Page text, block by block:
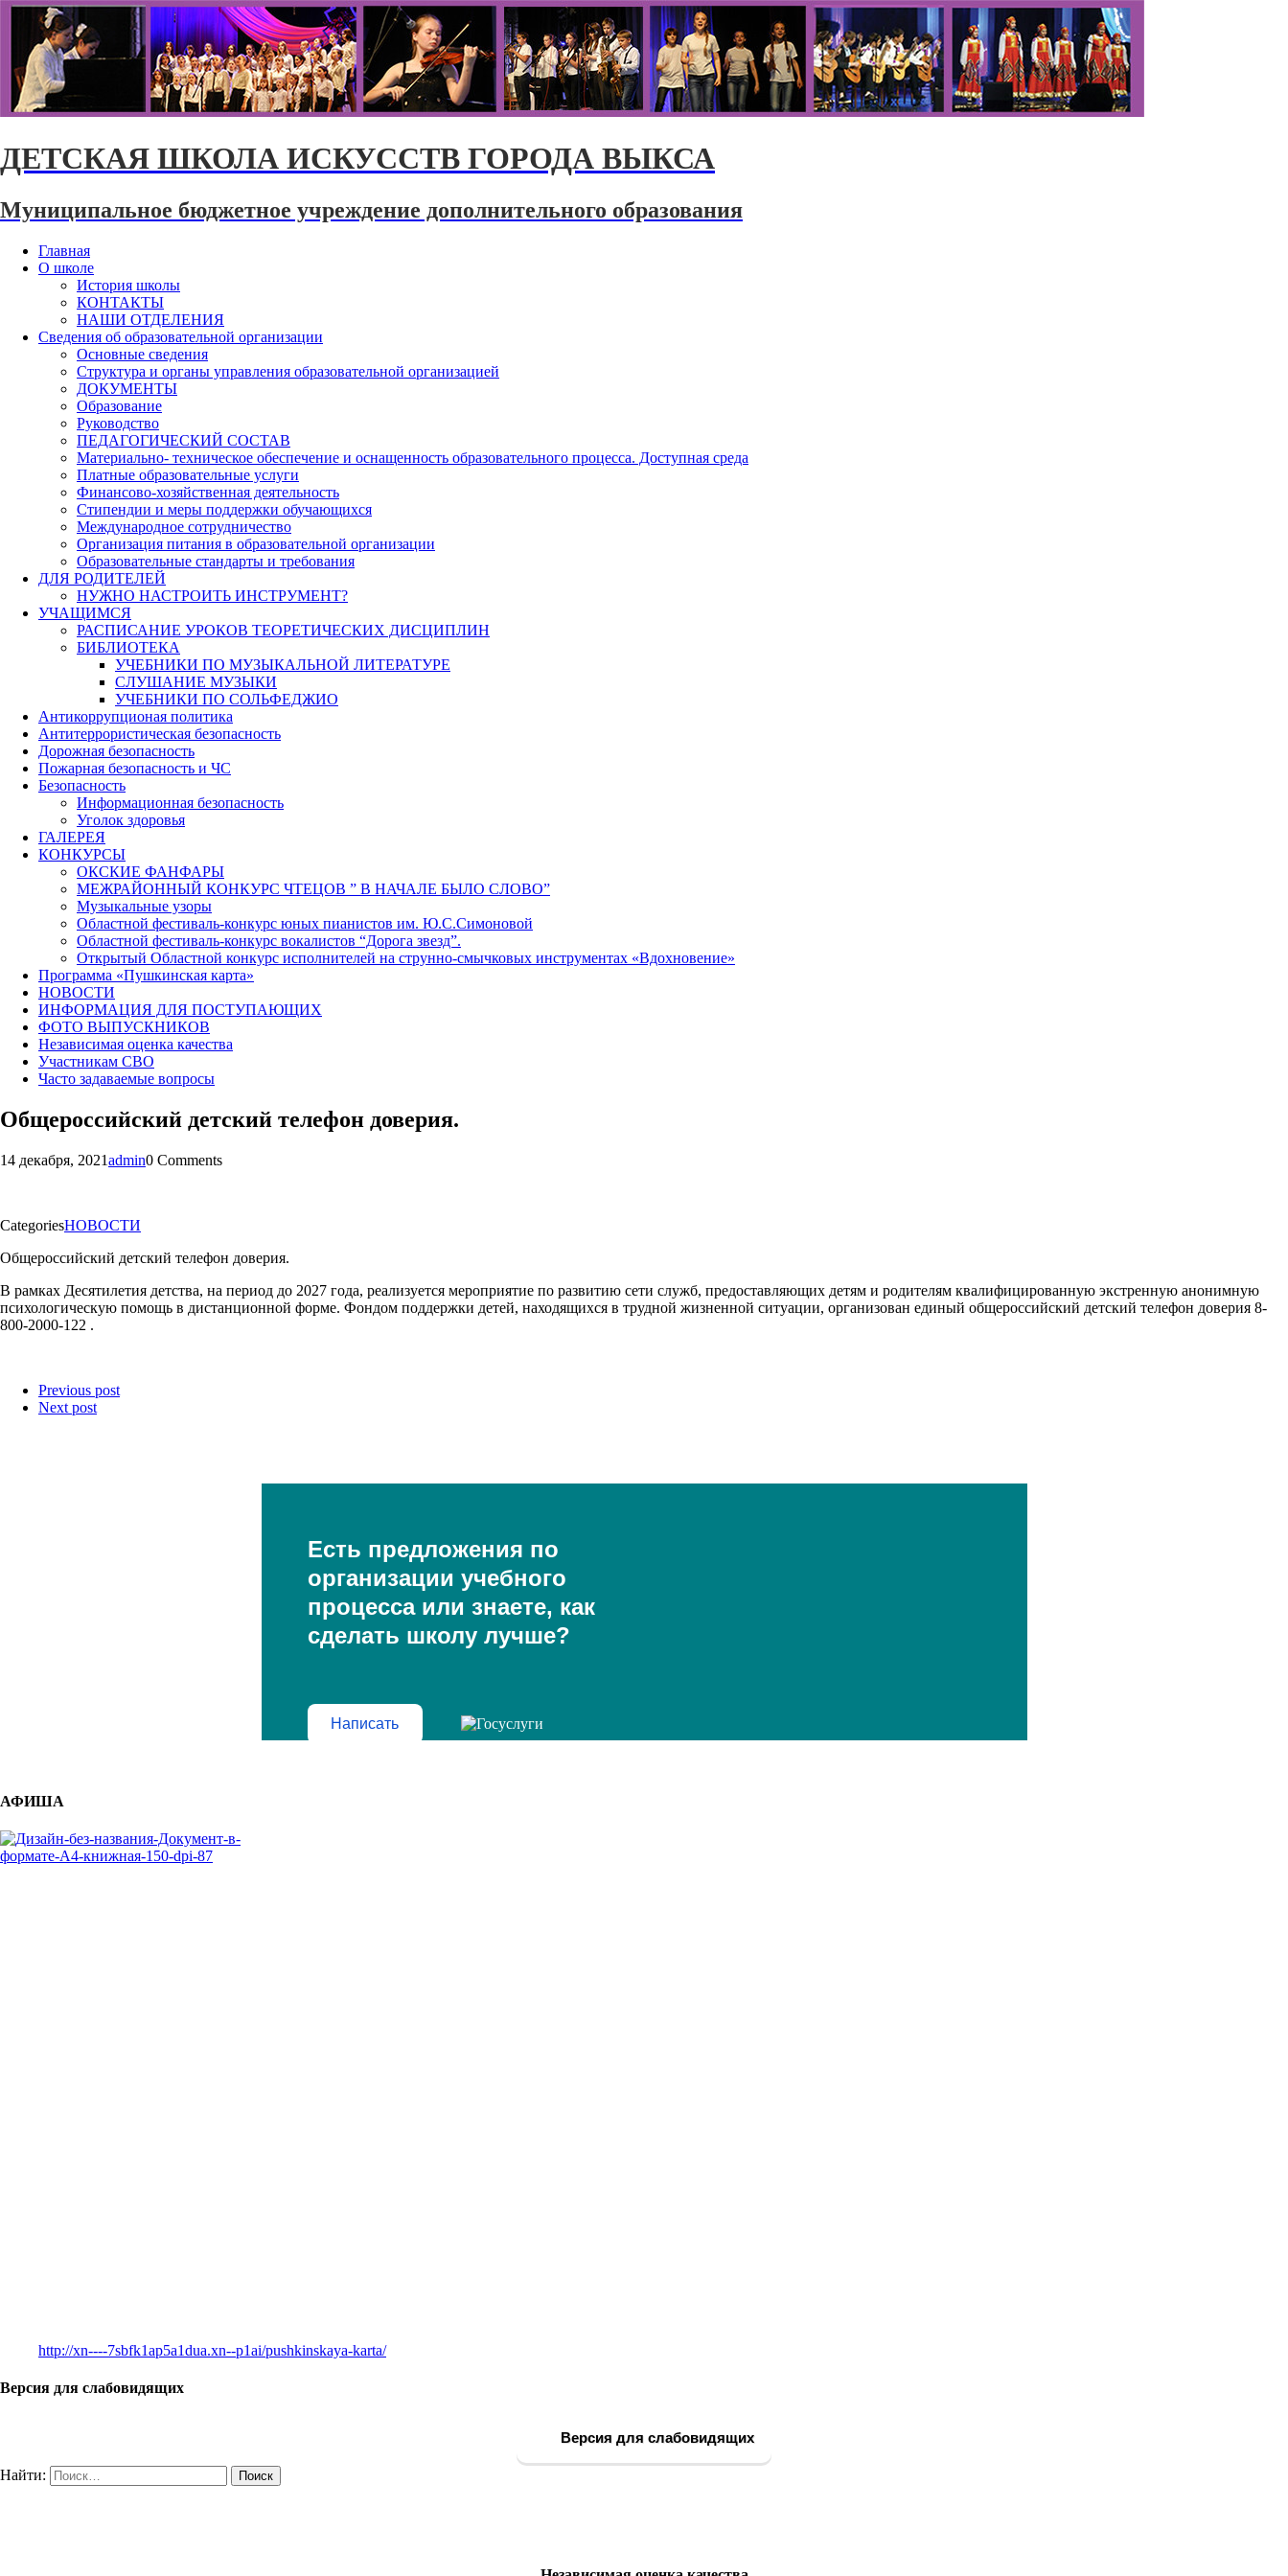
ДЕТСКАЯ ШКОЛА ИСКУССТВ ГОРОДА ВЫКСА
Муниципальное бюджетное учреждение дополнительного образования
Главная
О школе
История школы
КОНТАКТЫ
НАШИ ОТДЕЛЕНИЯ
Сведения об образовательной организации
Основные сведения
Структура и органы управления образовательной организацией
ДОКУМЕНТЫ
Образование
Руководство
ПЕДАГОГИЧЕСКИЙ СОСТАВ
Материально- техническое обеспечение и оснащенность образовательного процесса. Доступная среда
Платные образовательные услуги
Финансово-хозяйственная деятельность
Стипендии и меры поддержки обучающихся
Международное сотрудничество
Организация питания в образовательной организации
Образовательные стандарты и требования
ДЛЯ РОДИТЕЛЕЙ
НУЖНО НАСТРОИТЬ ИНСТРУМЕНТ?
УЧАЩИМСЯ
РАСПИСАНИЕ УРОКОВ ТЕОРЕТИЧЕСКИХ ДИСЦИПЛИН
БИБЛИОТЕКА
УЧЕБНИКИ ПО МУЗЫКАЛЬНОЙ ЛИТЕРАТУРЕ
СЛУШАНИЕ МУЗЫКИ
УЧЕБНИКИ ПО СОЛЬФЕДЖИО
Антикоррупционая политика
Антитеррористическая безопасность
Дорожная безопасность
Пожарная безопасность и ЧС
Безопасность
Информационная безопасность
Уголок здоровья
ГАЛЕРЕЯ
КОНКУРСЫ
ОКСКИЕ ФАНФАРЫ
МЕЖРАЙОННЫЙ КОНКУРС ЧТЕЦОВ ” В НАЧАЛЕ БЫЛО СЛОВО”
Музыкальные узоры
Областной фестиваль-конкурс юных пианистов им. Ю.С.Симоновой
Областной фестиваль-конкурс вокалистов “Дорога звезд”.
Открытый Областной конкурс исполнителей на струнно-смычковых инструментах «Вдохновение»
Программа «Пушкинская карта»
НОВОСТИ
ИНФОРМАЦИЯ ДЛЯ ПОСТУПАЮЩИХ
ФОТО ВЫПУСКНИКОВ
Независимая оценка качества
Участникам СВО
Часто задаваемые вопросы
Общероссийский детский телефон доверия.
14 декабря, 2021admin0 Comments
CategoriesНОВОСТИ
Общероссийский детский телефон доверия.
В рамках Десятилетия детства, на период до 2027 года, реализуется мероприятие по развитию сети служб, предоставляющих детям и родителям квалифицированную экстренную анонимную
психологическую помощь в дистанционной форме. Фондом поддержки детей, находящихся в трудной жизненной ситуации, организован единый общероссийский детский телефон доверия 8-
800-2000-122 .
Previous post
Next post
Есть предложения по
организации учебного
процесса или знаете, как
сделать школу лучше?
Написать
АФИША
http://xn----7sbfk1ap5a1dua.xn--p1ai/pushkinskaya-karta/
Версия для слабовидящих
Версия для слабовидящих
Найти: